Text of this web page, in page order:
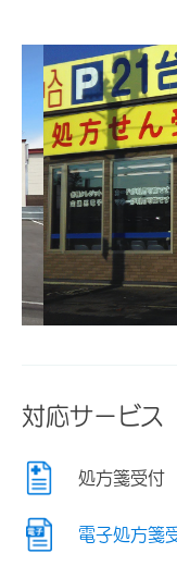
対応サービス
処方箋受付
電子処方箋